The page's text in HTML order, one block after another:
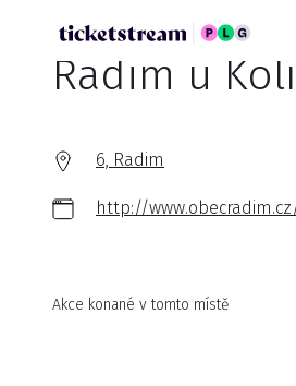
Radim u
6, Radim
http://
Akce konané v tomto místě